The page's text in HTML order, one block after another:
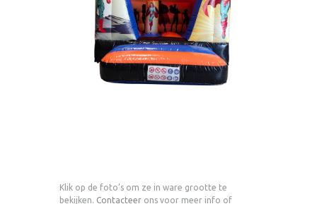
Klik op de foto’s om ze in ware grootte te
bekijken. Contacteer ons voor meer info of